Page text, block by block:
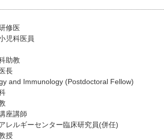
修医
児科医員
助教
長
and Immunology (Postdoctoral Fellow)
座講師
ルギーセンター臨床研究員(併任)
授